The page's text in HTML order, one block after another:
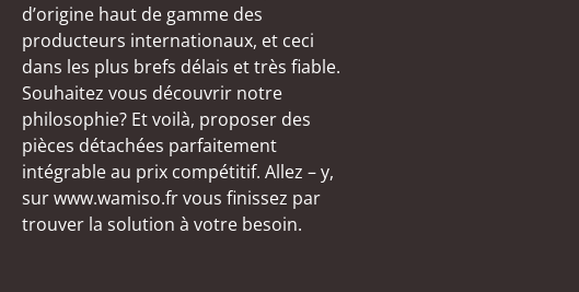
d’origine haut de gamme des
producteurs internationaux, et ceci
dans les plus brefs délais et très fiable.
Souhaitez vous découvrir notre
philosophie? Et voilà, proposer des
pièces détachées parfaitement
intégrable au prix compétitif. Allez – y,
sur www.wamiso.fr vous finissez par
trouver la solution à votre besoin.